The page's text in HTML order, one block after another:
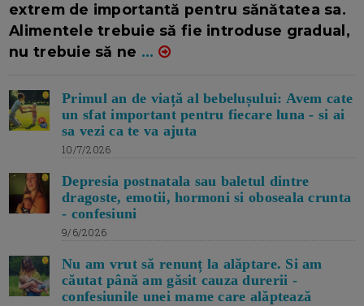
extrem de importantă pentru sănătatea sa.
Alimentele trebuie să fie introduse gradual,
nu trebuie să ne ...
Primul an de viață al bebelușului: Avem cate
un sfat important pentru fiecare luna - si ai
sa vezi ca te va ajuta
10/7/2026
Depresia postnatala sau baletul dintre
dragoste, emotii, hormoni si oboseala crunta
- confesiuni
9/6/2026
Nu am vrut să renunț la alăptare. Si am
căutat până am găsit cauza durerii -
confesiunile unei mame care alăptează